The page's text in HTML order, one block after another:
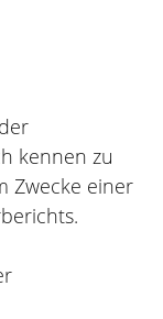
kennen zu
Zwecke einer